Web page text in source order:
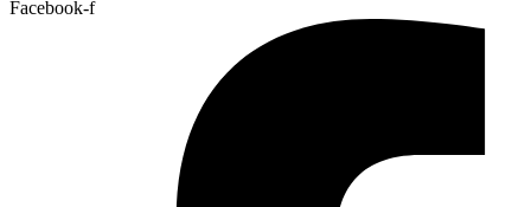
Facebook-f